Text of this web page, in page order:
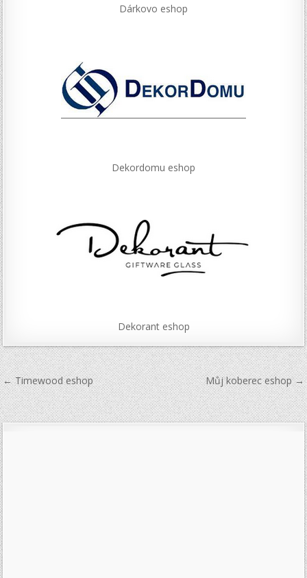
Dárkovo eshop
Dekordomu eshop
Dekorant eshop
Navigace
pro
příspěvek
← Timewood eshop Můj koberec eshop →